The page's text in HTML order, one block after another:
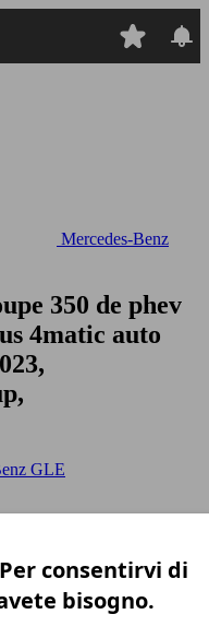
Mercedes-Benz
350 de phev
4matic auto
GLE
consentirvi di
bisogno.